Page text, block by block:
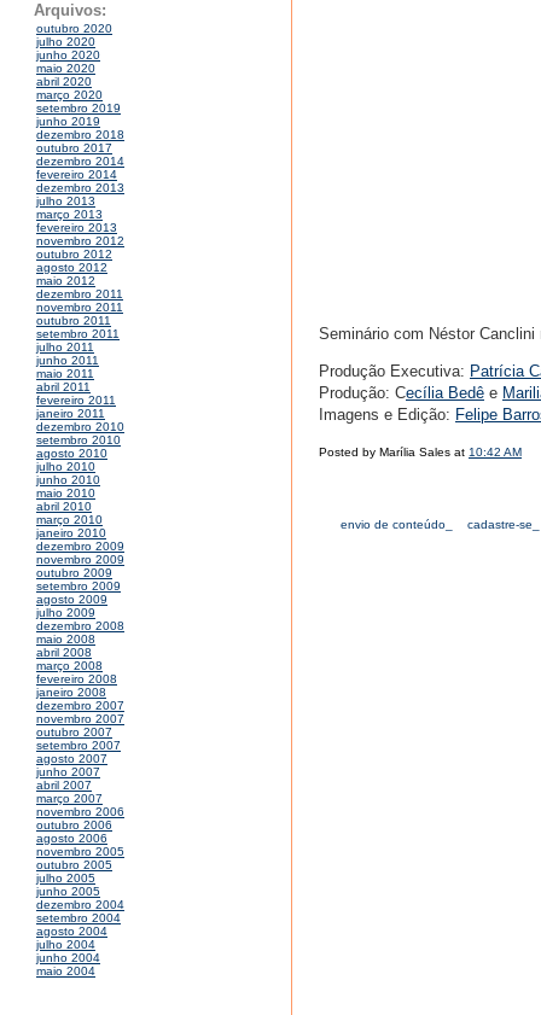
Arquivos:
outubro 2020
julho 2020
junho 2020
maio 2020
abril 2020
março 2020
setembro 2019
junho 2019
dezembro 2018
outubro 2017
dezembro 2014
fevereiro 2014
dezembro 2013
julho 2013
março 2013
fevereiro 2013
novembro 2012
outubro 2012
agosto 2012
maio 2012
dezembro 2011
novembro 2011
outubro 2011
setembro 2011
julho 2011
junho 2011
maio 2011
abril 2011
fevereiro 2011
janeiro 2011
dezembro 2010
setembro 2010
agosto 2010
julho 2010
junho 2010
maio 2010
abril 2010
março 2010
janeiro 2010
dezembro 2009
novembro 2009
outubro 2009
setembro 2009
agosto 2009
julho 2009
dezembro 2008
maio 2008
abril 2008
março 2008
fevereiro 2008
janeiro 2008
dezembro 2007
novembro 2007
outubro 2007
setembro 2007
agosto 2007
junho 2007
abril 2007
março 2007
novembro 2006
outubro 2006
agosto 2006
novembro 2005
outubro 2005
julho 2005
junho 2005
dezembro 2004
setembro 2004
agosto 2004
julho 2004
junho 2004
maio 2004
Seminário com Néstor
Produção Executiva: Patrícia
Produção: Cecília Bedê e
Imagens e Edição: Felipe
Posted by Marília Sales at 10:42 AM
envio de conteúdo_ cadastre-se_